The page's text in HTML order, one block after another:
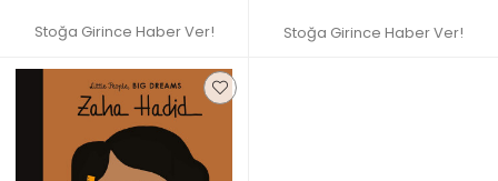
Stoğa Girince Haber Ver! Stoğa Girince Haber Ver!